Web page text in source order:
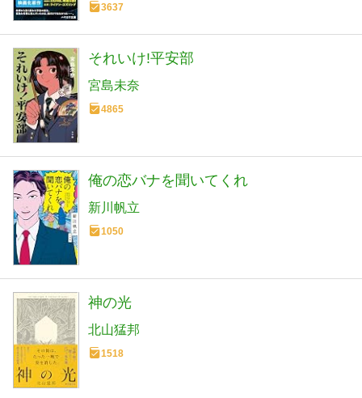
3637
それいけ!平安部
宮島未奈
4865
俺の恋バナを聞いてくれ
新川帆立
1050
神の光
北山猛邦
1518